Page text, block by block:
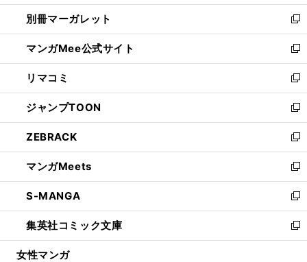
開
く
ウ
で
開
く
ウ
ィ
ン
ド
ウ
で
開
く
し
い
ウ
ィ
ン
ド
ウ
で
開
く
別冊マーガレット
新
し
い
ウ
ィ
ン
ド
ウ
で
開
く
マンガMee公式サイト
新
し
い
ウ
ィ
ン
ド
ウ
で
開
く
リマコミ
新
し
い
ウ
ィ
ン
ド
ウ
で
開
く
ジャンプTOON
新
し
い
ウ
ィ
ン
ド
ウ
で
開
ZEBRACK
新
し
い
ウ
ィ
ン
ド
ウ
マンガMeets
新
し
い
ウ
ィ
ン
S-MANGA
新
し
い
ウ
集英社コミック文庫
新
し
女性マンガ